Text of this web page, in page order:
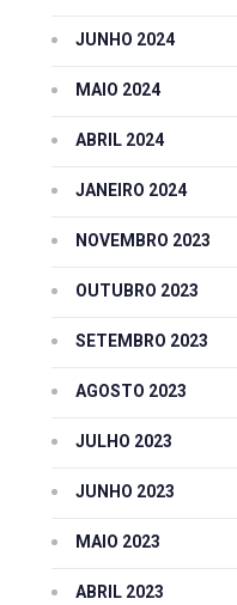
JUNHO 2024
MAIO 2024
ABRIL 2024
JANEIRO 2024
NOVEMBRO 2023
OUTUBRO 2023
SETEMBRO 2023
AGOSTO 2023
JULHO 2023
JUNHO 2023
MAIO 2023
ABRIL 2023